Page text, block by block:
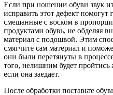
Если при ношении обуви звук
исправить этот дефект
смешанные с воском в
продуктами обувь, не обделяя
материал с подошвой. Этим
смягчите сам материал и
они были перетянуты в
того, нелишним будет
если она заедает.
После обработки поставьте